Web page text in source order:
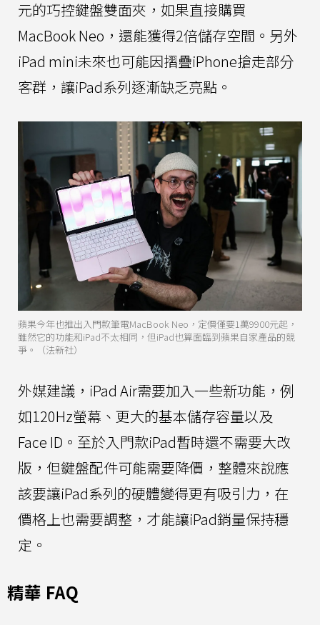
元的巧控鍵盤雙面夾，如果直接購買
MacBook Neo，還能獲得2倍儲存空間。另外
iPad mini未來也可能因摺疊iPhone搶走部分
客群，讓iPad系列逐漸缺乏亮點。
蘋果今年也推出入門款筆電MacBook Neo，定價僅要1萬9900元起，
雖然它的功能和iPad不太相同，但iPad也算面臨到蘋果自家產品的競
爭。（法新社）
外媒建議，iPad Air需要加入一些新功能，例
如120Hz螢幕、更大的基本儲存容量以及
Face ID。至於入門款iPad暫時還不需要大改
版，但鍵盤配件可能需要降價，整體來說應
該要讓iPad系列的硬體變得更有吸引力，在
價格上也需要調整，才能讓iPad銷量保持穩
定。
精華 FAQ